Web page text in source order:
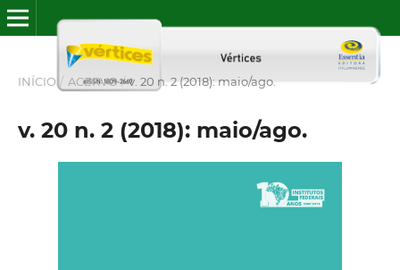
INÍCIO / ACERVO / v. 20 n. 2 (2018): maio/ago.
v. 20 n. 2 (2018): maio/ago.